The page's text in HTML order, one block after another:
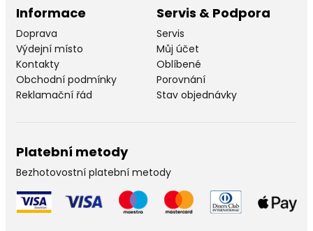
Informace
Doprava
Výdejní místo
Kontakty
Obchodní podmínky
Reklamační řád
Servis & Podpora
Servis
Můj účet
Oblíbené
Porovnání
Stav objednávky
Platební metody
Bezhotovostní platební metody